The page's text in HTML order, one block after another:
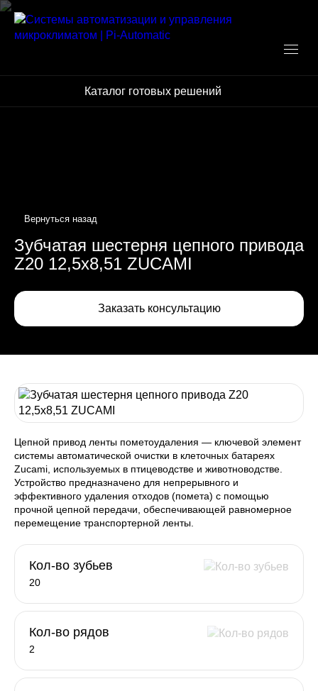
Каталог готовых решений
Зубчатая шестерня цепного привода
Z20 12,5х8,51 ZUCAMI
Заказать консультацию
Цепной привод ленты пометоудаления — ключевой элемент
системы автоматической очистки в клеточных батареях
Zucami, используемых в птицеводстве и животноводстве.
Устройство предназначено для непрерывного и
эффективного удаления отходов (помета) с помощью
прочной цепной передачи, обеспечивающей равномерное
перемещение транспортерной ленты.
Кол-во зубьев
20
Кол-во рядов
2